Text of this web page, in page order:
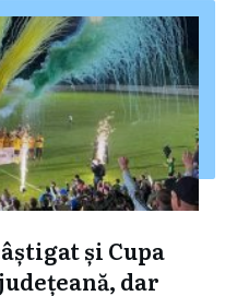
și Cupa
dar